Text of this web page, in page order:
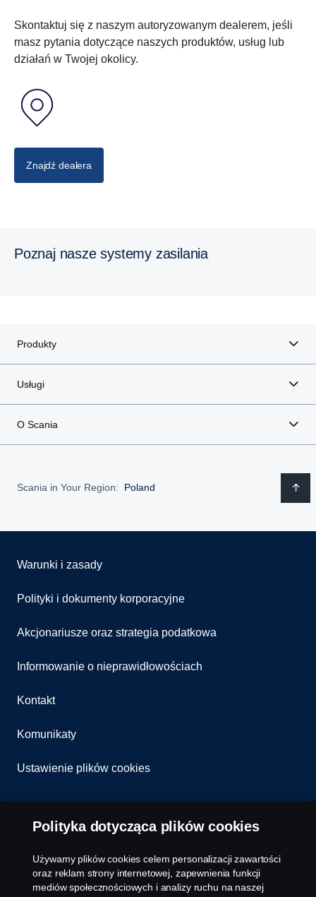
Skontaktuj się z naszym autoryzowanym dealerem, jeśli
masz pytania dotyczące naszych produktów, usług lub
działań w Twojej okolicy.
Znajdź dealera
Poznaj nasze systemy zasilania
Produkty
Usługi
O Scania
Scania in Your Region: Poland
Warunki i zasady
Polityki i dokumenty korporacyjne
Akcjonariusze oraz strategia podatkowa
Informowanie o nieprawidłowościach
Kontakt
Komunikaty
Ustawienie plików cookies
© Copyright Scania 2026 All rights reserved. Scania
Polityka dotycząca plików cookies
Używamy plików cookies celem personalizacji zawartości
oraz reklam strony internetowej, zapewnienia funkcji
mediów społecznościowych i analizy ruchu na naszej